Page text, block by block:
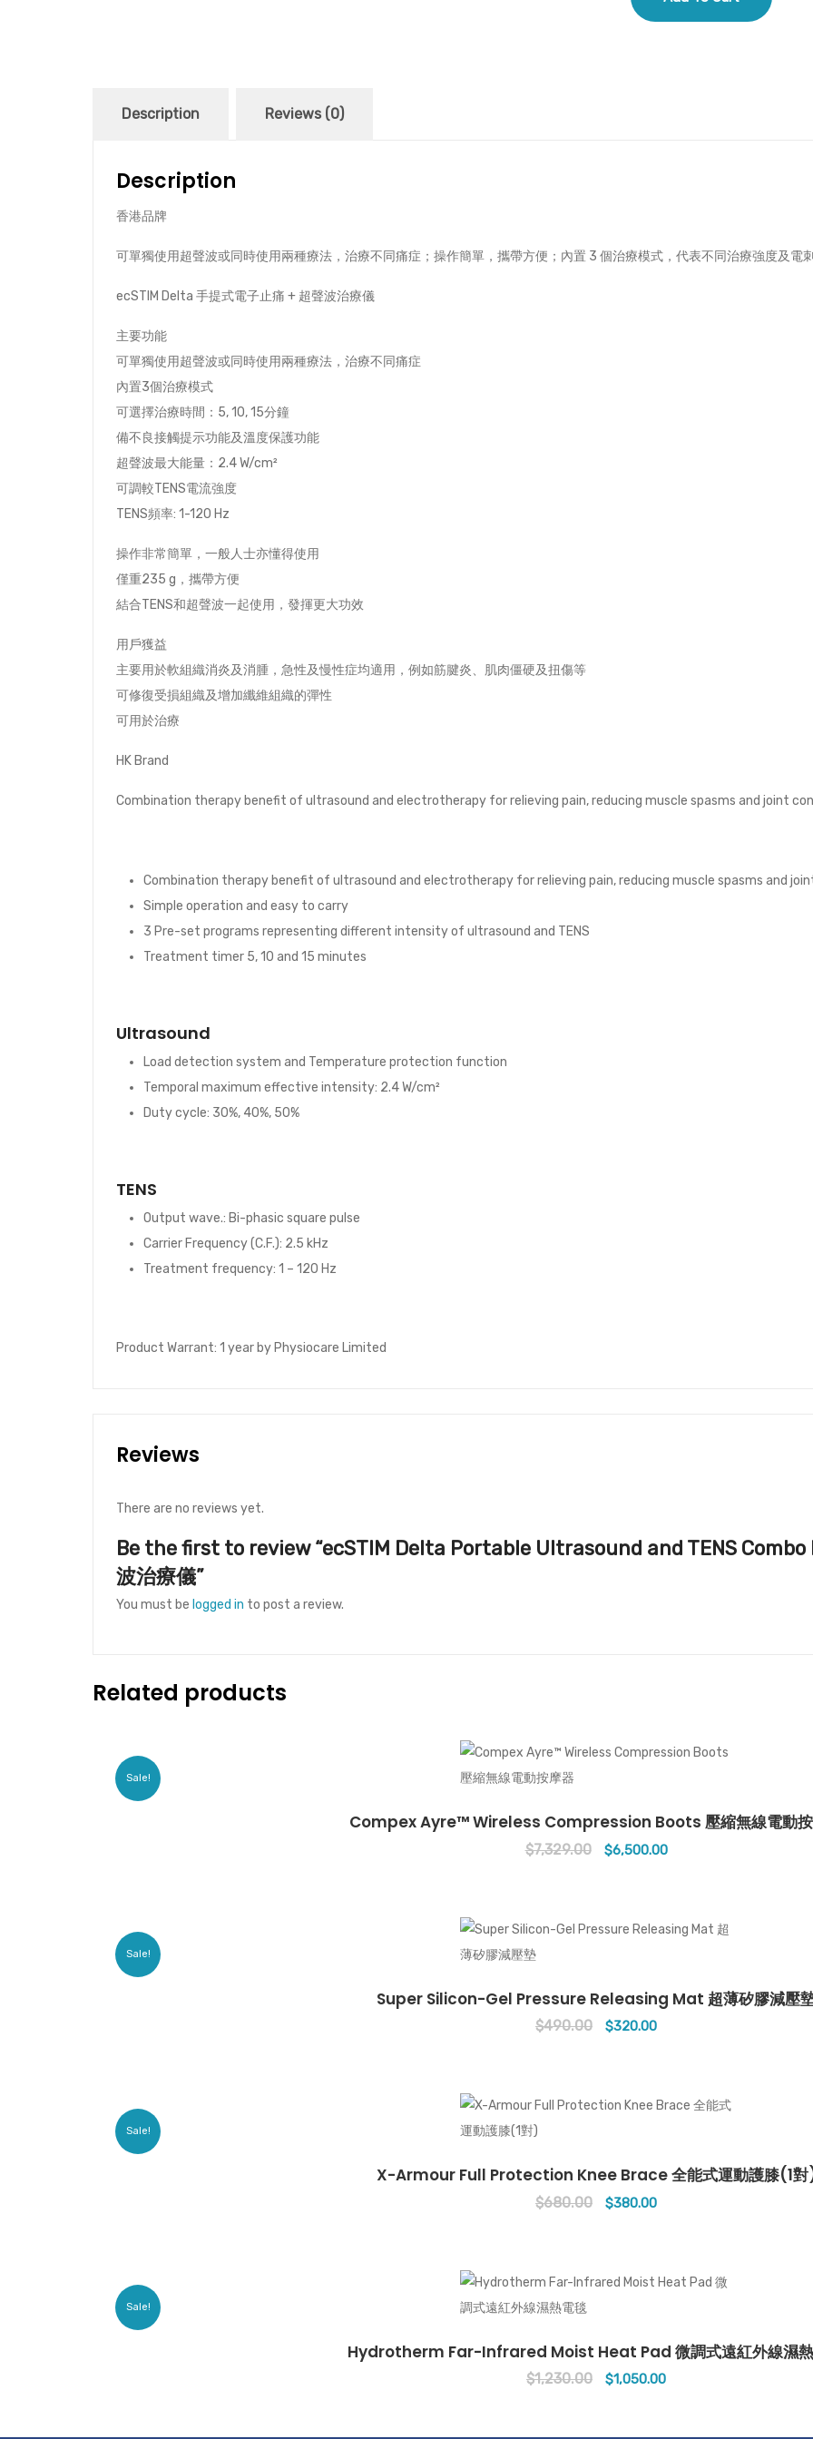
Ultrasound
子
Description Reviews (0)
Description
香港品牌
可單獨使用超聲波或同時使用兩種療法，治療不同痛症；操作簡單，攜帶方便；內置 3 個治療模式，代表不同治療強度及電
ecSTIM Delta 手提式電子止痛 + 超聲波治療儀
主要功能
可單獨使用超聲波或同時使用兩種療法，治療不同痛症
內置3個治療模式
可選擇治療時間：5, 10, 15分鐘
備不良接觸提示功能及溫度保護功能
超聲波最大能量：2.4 W/cm²
可調較TENS電流強度
TENS頻率: 1-120 Hz
操作非常簡單，一般人士亦懂得使用
僅重235 g，攜帶方便
結合TENS和超聲波一起使用，發揮更大功效
用戶獲益
主要用於軟組織消炎及消腫，急性及慢性症均適用，例如筋腱炎、肌肉僵硬及扭傷等
可修復受損組織及增加纖維組織的彈性
可用於治療
HK Brand
Combination therapy benefit of ultrasound and electrotherapy for relieving pain, reducing muscle spasms and joint
Combination therapy benefit of ultrasound and electrotherapy for relieving pain, reducing muscle spasms and
Simple operation and easy to carry
3 Pre-set programs representing different intensity of ultrasound and TENS
Treatment timer 5, 10 and 15 minutes
Ultrasound
Load detection system and Temperature protection function
Temporal maximum effective intensity: 2.4 W/cm²
Duty cycle: 30%, 40%, 50%
TENS
Output wave.: Bi-phasic square pulse
Carrier Frequency (C.F.): 2.5 kHz
Treatment frequency: 1 – 120 Hz
Product Warrant: 1 year by Physiocare Limited
Reviews
There are no reviews yet.
Be the first to review “ecSTIM Delta Portable Ultrasound and TENS Combo
波治療儀”
You must be logged in to post a review.
Related products
Sale!
Compex Ayre™ Wireless Compression Boots 壓縮無線電動
$7,329.00
Original
$7,329.00.
$6,500.00Current
$6,500.00.
Sale!
Super Silicon-Gel Pressure Releasing Mat 超薄矽膠減壓
$490.00
Original
$490.00.
$320.00Current
$320.00.
Sale!
X-Armour Full Protection Knee Brace 全能式運動護膝(1
$680.00
Original
$680.00.
$380.00Current
$380.00.
Sale!
Hydrotherm Far-Infrared Moist Heat Pad 微調式遠紅外線濕
$1,230.00
Original
$1,050.00Current